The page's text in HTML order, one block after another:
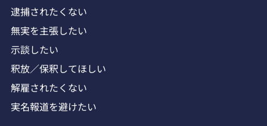
逮捕されたくない
無実を主張したい
示談したい
釈放／保釈してほしい
解雇されたくない
実名報道を避けたい